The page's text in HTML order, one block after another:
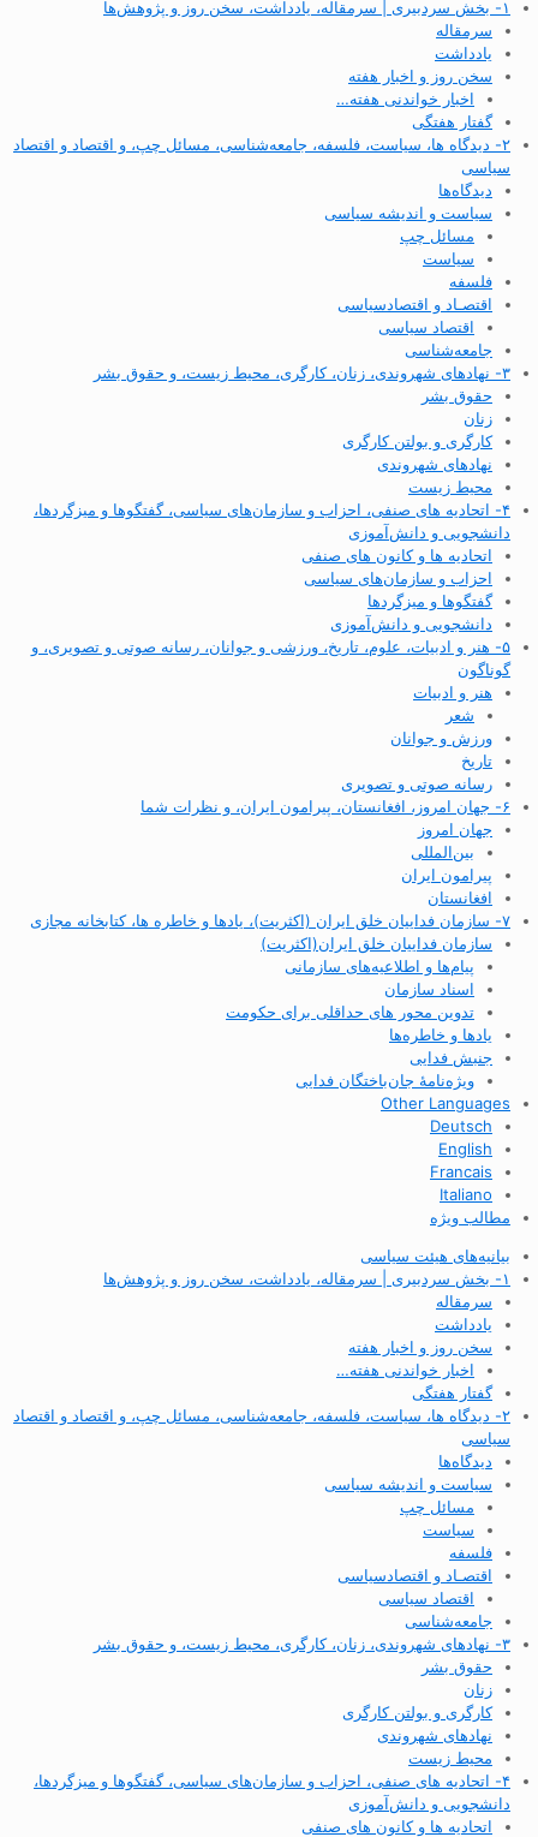
۱- بخش سردبیری | سرمقاله، یادداشت، سخن روز و پژوهش‌ها
سرمقاله
یادداشت
سخن روز و اخبار هفته
اخبار خواندنی هفته…
گفتار هفتگی
۲- دیدگاه ها، سیاست، فلسفه، جامعه‌شناسی، مسائل چپ، و اقتصاد و اقتصاد
سیاسی
دیدگاه‌ها
سیاست و اندیشه سیاسی
مسائل چپ
سیاست
فلسفه
اقتصـاد و اقتصاد‌سیاسی
اقتصاد سیاسی
جامعه‌شناسی
۳- نهادهای شهروندی، زنان، کارگری، محیط زیست، و حقوق بشر
حقوق بشر
زنان
کارگری و بولتن کارگری
نهادهای شهروندی
محیط زیست
۴- اتحادیه های صنفی، احزاب و سازمان‌های سیاسی، گفتگوها و میزگردها،
دانشجویی و دانش‌آموزی
اتحادیه ها و کانون های صنفی
احزاب و سازمان‌های سیاسی
گفتگوها و میزگردها
دانشجویی و دانش‌آموزی
۵- هنر و ادبیات، علوم، تاریخ، ورزشی و جوانان، رسانه صوتی و تصویری، و
گوناگون
هنر و ادبیات
شعر
ورزش و جوانان
تاریخ
رسانه صوتی و تصویری
۶- جهان امروز، افغانستان، پیرامون ایران، و نظرات شما
جهان امروز
بین‌المللی
پیرامون ایران
افغانستان
۷- سازمان فداییان خلق ایران (اکثریت)، یادها و خاطره ها، کتابخانه مجازی
سازمان فداییان خلق ایران(اکثریت)
پیام‌ها و اطلاعیه‌های سازمانی
اسناد سازمان
تدوین محور های حداقلی برای حکومت
یادها و خاطره‌ها
جنبش فدایی
ویژه‌نامهٔ جان‌باختگان فدایی
Other Languages
Deutsch
English
Francais
Italiano
مطالب ویژه
بیانیه‌های هیئت سیاسی
۱- بخش سردبیری | سرمقاله، یادداشت، سخن روز و پژوهش‌ها
سرمقاله
یادداشت
سخن روز و اخبار هفته
اخبار خواندنی هفته…
گفتار هفتگی
۲- دیدگاه ها، سیاست، فلسفه، جامعه‌شناسی، مسائل چپ، و اقتصاد و اقتصاد
سیاسی
دیدگاه‌ها
سیاست و اندیشه سیاسی
مسائل چپ
سیاست
فلسفه
اقتصـاد و اقتصاد‌سیاسی
اقتصاد سیاسی
جامعه‌شناسی
۳- نهادهای شهروندی، زنان، کارگری، محیط زیست، و حقوق بشر
حقوق بشر
زنان
کارگری و بولتن کارگری
نهادهای شهروندی
محیط زیست
۴- اتحادیه های صنفی، احزاب و سازمان‌های سیاسی، گفتگوها و میزگردها،
دانشجویی و دانش‌آموزی
اتحادیه ها و کانون های صنفی